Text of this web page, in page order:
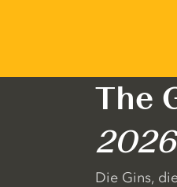
The
2026
Die Gins,